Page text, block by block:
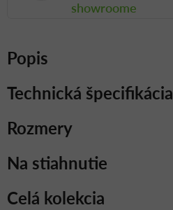
showroome
Popis
Na stiahnutie
Celá kolekcia
Rozmery
Technická špecifikácia